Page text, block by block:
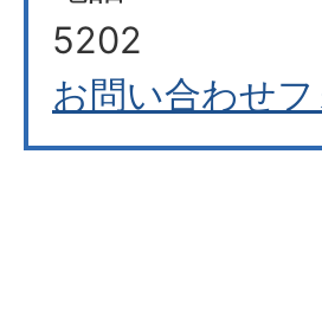
5202
お問い合わせ